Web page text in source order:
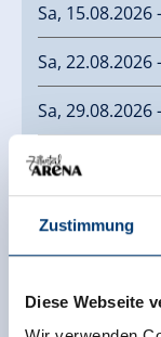
Zustimmung
Diese Webseite
Sa, 15.08.2026
Sa, 22.08.2026
Sa, 29.08.2026
Sa, 05.09.2026
Sa, 19.09.2026
Sa, 26.09.2026